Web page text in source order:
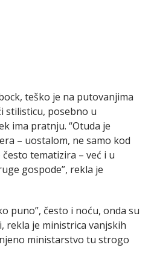
teško je na putovanjima
stilisticu, posebno u
ima pratnju. “Otuda je
– uostalom, ne samo kod
tematizira – već i u
gospode”, rekla je
puno”, često i noću, onda su
rekla je ministrica vanjskih
ministarstvo tu strogo